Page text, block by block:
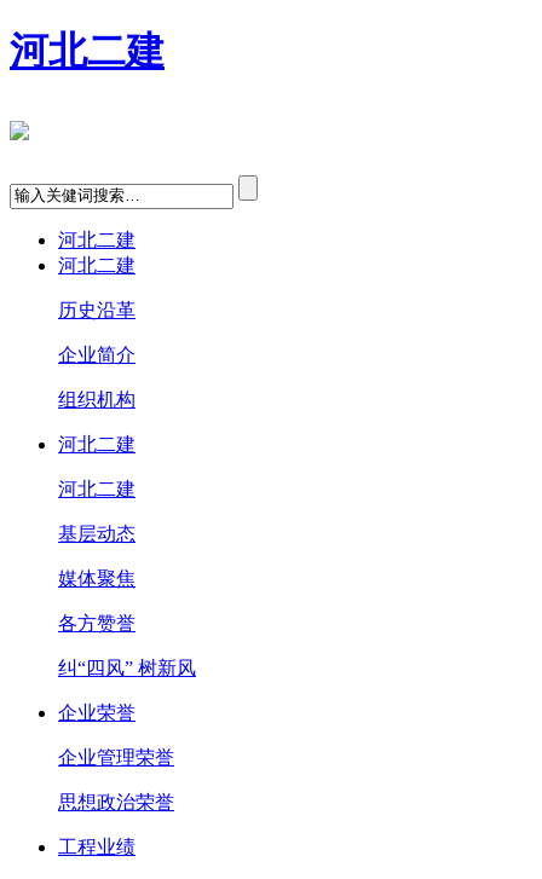
河北二建
河北二建
河北二建
历史沿革
企业简介
组织机构
河北二建
河北二建
基层动态
媒体聚焦
各方赞誉
纠“四风” 树新风
企业荣誉
企业管理荣誉
思想政治荣誉
工程业绩